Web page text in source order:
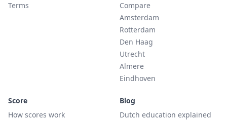
Terms
Compare
Amsterdam
Rotterdam
Den Haag
Utrecht
Almere
Eindhoven
Score
How scores work
Blog
Dutch education explained